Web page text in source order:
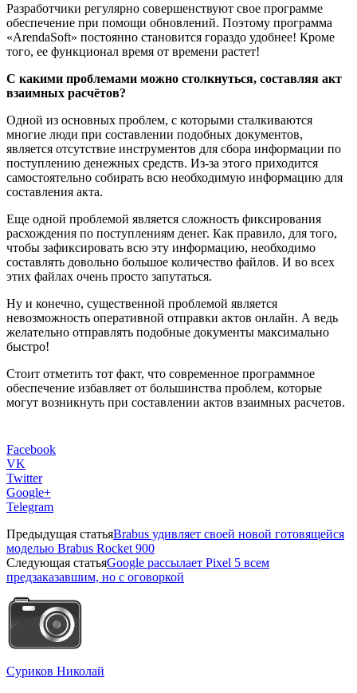
Разработчики регулярно совершенствуют свое программе
обеспечение при помощи обновлений. Поэтому программа
«ArendaSoft» постоянно становится гораздо удобнее! Кроме
того, ее функционал время от времени растет!
С какими проблемами можно столкнуться, составляя акт
взаимных расчётов?
Одной из основных проблем, с которыми сталкиваются
многие люди при составлении подобных документов,
является отсутствие инструментов для сбора информации по
поступлению денежных средств. Из-за этого приходится
самостоятельно собирать всю необходимую информацию для
составления акта.
Еще одной проблемой является сложность фиксирования
расхождения по поступлениям денег. Как правило, для того,
чтобы зафиксировать всю эту информацию, необходимо
составлять довольно большое количество файлов. И во всех
этих файлах очень просто запутаться.
Ну и конечно, существенной проблемой является
невозможность оперативной отправки актов онлайн. А ведь
желательно отправлять подобные документы максимально
быстро!
Стоит отметить тот факт, что современное программное
обеспечение избавляет от большинства проблем, которые
могут возникнуть при составлении актов взаимных расчетов.
Facebook
VK
Twitter
Google+
Telegram
Предыдущая статьяBrabus удивляет своей новой готовящейся
моделью Brabus Rocket 900
Следующая статьяGoogle рассылает Pixel 5 всем
предзаказавшим, но с оговоркой
Суриков Николай